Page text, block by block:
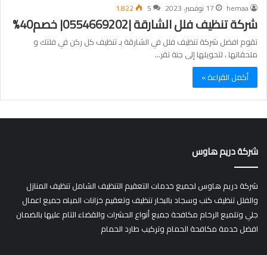
hemaa
17 نوفمبر، 2023 5 1٬822
شركة تنظيف فلل الشارقة |0554669202| خصم40%
تقوم افضل شركة تنظيف فلل في الشارقة بـ تنظيف كل ركن في فلتك و
ملحقاتها ، لتحويلها إلى جنة تقر…
أكمل القراءة »
شركة دريم هاوس
شركة دريم هاوس لجميع خدمات التعقيم التنظيف الشامل تنظيف المنازل
والفلل تنظيف كنب وسجاد بالبخار تنظيف وتعقيم خزانات المياه جميع اعمال
جلي وتلميع الرخام مكافحة جميع أنواع الحشرات والقضاء التام عليها بالضمان
افضل خدمة مكافحة الحمام وتركيب طارد الحمام